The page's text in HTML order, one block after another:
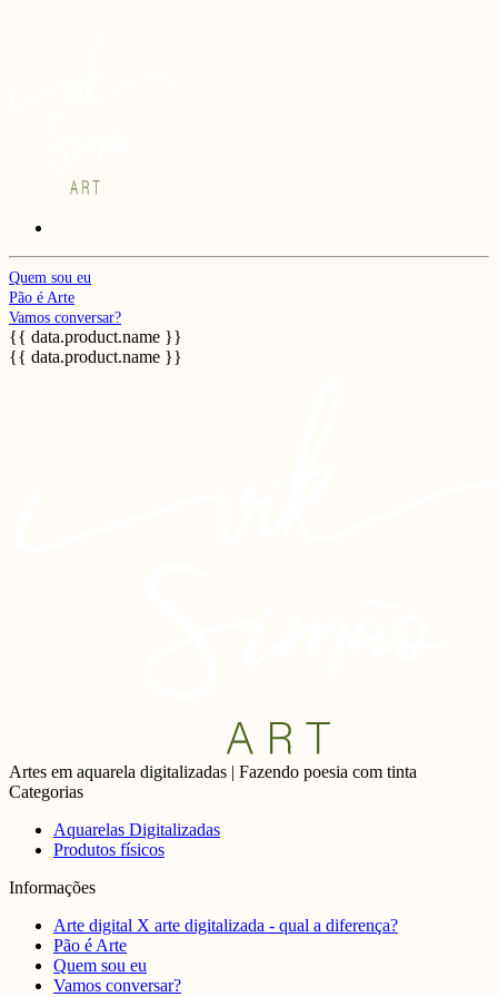
Quem sou eu
Pão é Arte
Vamos conversar?
{{ data.product.name }}
{{ data.product.name }}
Artes em aquarela digitalizadas | Fazendo poesia com tinta
Categorias
Aquarelas Digitalizadas
Produtos físicos
Informações
Arte digital X arte digitalizada - qual a diferença?
Pão é Arte
Quem sou eu
Vamos conversar?